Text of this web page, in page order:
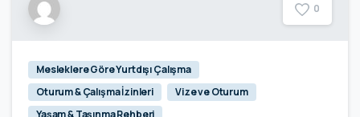
0
Mesleklere Göre Yurtdışı Çalışma
Oturum & Çalışma İzinleri
Vize ve Oturum
Yaşam & Taşınma Rehberi